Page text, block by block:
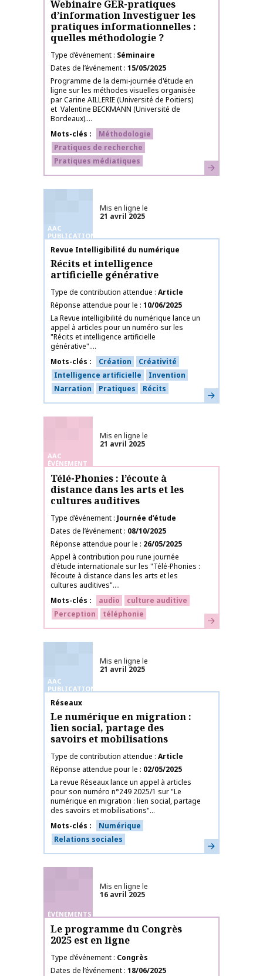
Webinaire GER-pratiques
d’information Investiguer les
pratiques informationnelles :
quelles méthodologie ?
Type d’événement Séminaire
Dates de l’événement 15/05/2025
Programme de la demi-journée d'étude en
ligne sur les méthodes visuelles organisée
par Carine AILLERIE (Université de Poitiers)
et Valentine BECKMANN (Université de
Bordeaux)....
Mots-clés
Méthodologie
Pratiques de recherche
Pratiques médiatiques
En savoir plus
AAC
PUBLICATIONS
Mis en ligne le
21 avril 2025
Nom de la publication
Revue Intelligibilité du numérique
Récits et intelligence
artificielle générative
Type de contribution attendue Article
Réponse attendue pour le 10/06/2025
La Revue intelligibilité du numérique lance un
appel à articles pour un numéro sur les
"Récits et intelligence artificielle
générative"....
Mots-clés
Création
Créativité
Intelligence artificielle
Invention
Narration
Pratiques Récits En savoir plus
AAC
ÉVÉNEMENT
Mis en ligne le
21 avril 2025
Télé-Phonies : l’écoute à
distance dans les arts et les
cultures auditives
Type d’événement Journée d’étude
Dates de l’événement 08/10/2025
Réponse attendue pour le
26/05/2025
Appel à contribution pou rune journée
d'étude internationale sur les "Télé-Phonies :
l’écoute à distance dans les arts et les
cultures auditives"....
Mots-clés
audio
culture auditive
Perception
téléphonie En savoir plus
AAC
PUBLICATIONS
Mis en ligne le
21 avril 2025
Nom de la publication
Réseaux
Le numérique en migration :
lien social, partage des
savoirs et mobilisations
Type de contribution attendue Article
Réponse attendue pour le
02/05/2025
La revue Réseaux lance un appel à articles
pour son numéro n°249 2025/1 sur "Le
numérique en migration : lien social, partage
des savoirs et mobilisations"...
Mots-clés
Numérique
Relations sociales
En savoir plus
ÉVÉNEMENTS
Mis en ligne le
16 avril 2025
Le programme du Congrès
2025 est en ligne
Type d’événement Congrès
Dates de l’événement 18/06/2025